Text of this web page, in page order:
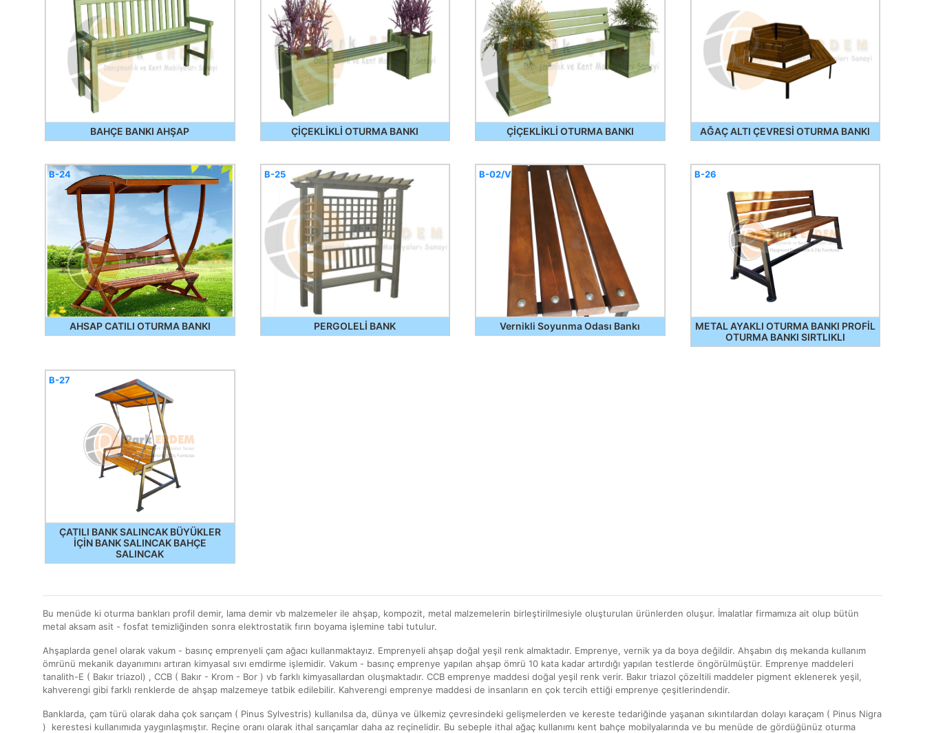
BAHÇE BANKI AHŞAP ÇİÇEKLİKLİ OTURMA BANKI ÇİÇEKLİKLİ OTURMA BANKI AĞAÇ ALTI ÇEVRESİ OTURMA BANKI
AHSAP CATILI OTURMA BANKI
B-24
PERGOLELİ BANK
B-25
Vernikli Soyunma Odası Bankı
B-02/V
METAL AYAKLI OTURMA BANKI PROFİL
OTURMA BANKI SIRTLIKLI
B-26
ÇATILI BANK SALINCAK BÜYÜKLER
İÇİN BANK SALINCAK BAHÇE
SALINCAK
B-27
Bu menüde ki oturma bankları profil demir, lama demir vb malzemeler ile ahşap, kompozit, metal malzemelerin birleştirilmesiyle oluşturulan ürünlerden oluşur. İmalatlar firmamıza ait olup bütün
metal aksam asit - fosfat temizliğinden sonra elektrostatik fırın boyama işlemine tabi tutulur.
Ahşaplarda genel olarak vakum - basınç emprenyeli çam ağacı kullanmaktayız. Emprenyeli ahşap doğal yeşil renk almaktadır. Emprenye, vernik ya da boya değildir. Ahşabın dış mekanda kullanım
ömrünü mekanik dayanımını artıran kimyasal sıvı emdirme işlemidir. Vakum - basınç emprenye yapılan ahşap ömrü 10 kata kadar artırdığı yapılan testlerde öngörülmüştür. Emprenye maddeleri
tanalith-E ( Bakır triazol) , CCB ( Bakır - Krom - Bor ) vb farklı kimyasallardan oluşmaktadır. CCB emprenye maddesi doğal yeşil renk verir. Bakır triazol çözeltili maddeler pigment eklenerek yeşil,
kahverengi gibi farklı renklerde de ahşap malzemeye tatbik edilebilir. Kahverengi emprenye maddesi de insanların en çok tercih ettiği emprenye çeşitlerindendir.
Banklarda, çam türü olarak daha çok sarıçam ( Pinus Sylvestris) kullanılsa da, dünya ve ülkemiz çevresindeki gelişmelerden ve kereste tedariğinde yaşanan sıkıntılardan dolayı karaçam ( Pinus Nigra
) kerestesi kullanımıda yaygınlaşmıştır. Reçine oranı olarak ithal sarıçamlar daha az reçinelidir. Bu sebeple ithal ağaç kullanımı kent bahçe mobilyalarında ve bu menüde de gördüğünüz oturma